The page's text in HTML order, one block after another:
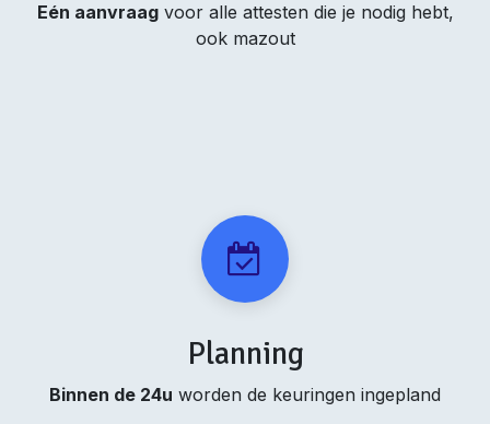
Eén aanvraagvoor alle attesten die je nodig hebt,
ook mazout
Planning
Binnen de 24u worden de keuringen ingepland